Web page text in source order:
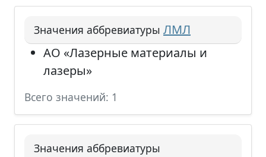
Значения аббревиатуры ЛМЛ
АО «Лазерные материалы и
лазеры»
Всего значений: 1
Значения аббревиатуры